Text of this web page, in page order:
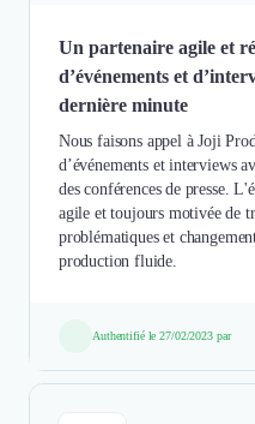
Un partenaire agile et
d’événements et
dernière minute
Nous faisons appel à Joji
d’événements et interviews
des conférences de presse.
agile et toujours motivée de
problématiques et
production fluide.
Authentifié le 27/02/2023 par